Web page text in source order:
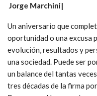
Jorge Marchini|
Un aniversario que
oportunidad o una excusa
evolución, resultados y
una sociedad. Puede ser
un balance del tantas
tres décadas de la firma